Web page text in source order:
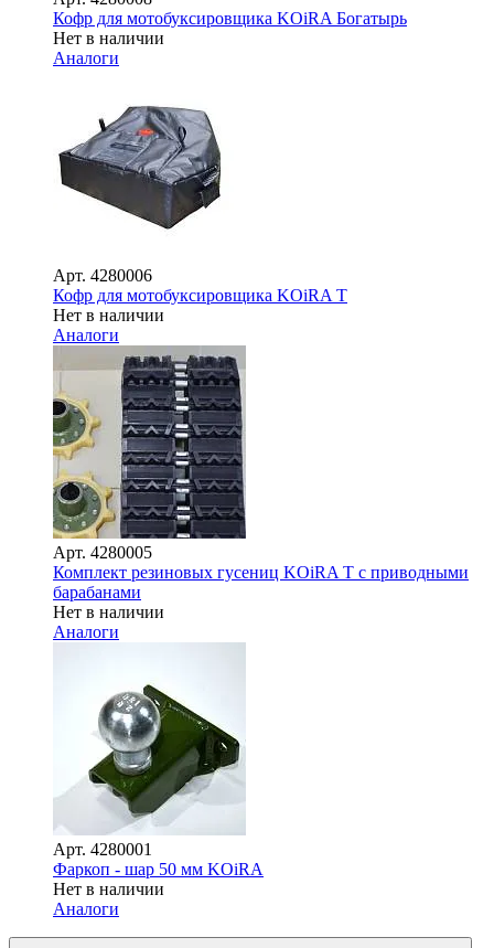
Кофр для мотобуксировщика KOiRA Богатырь
Нет в наличии
Аналоги
Арт. 4280006
Кофр для мотобуксировщика KOiRA T
Нет в наличии
Аналоги
Арт. 4280005
Комплект резиновых гусениц KOiRA T с приводными
барабанами
Нет в наличии
Аналоги
Арт. 4280001
Фаркоп - шар 50 мм KOiRA
Нет в наличии
Аналоги